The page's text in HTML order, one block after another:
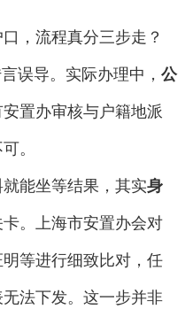
流程真分三步走？
误导。实际办理中， 公
置办审核与户籍地派
。
能坐等结果，其实身
。上海市安置办会对
等进行细致比对，任
法下发。这一步并非